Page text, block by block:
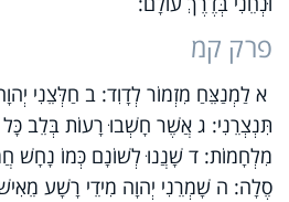
פרק קמ
א לַמְנַצֵּחַ מִזְמוֹר לְדָוִד: ב חַלְּצֵנִי
תִּנְצְרֵנִי: ג אֲשֶׁר חָשְׁבוּ רָעוֹת בְּלֵב כָּל
מִלְחָמוֹת: ד שָׁנֲנוּ לְשׁוֹנָם כְּמוֹ נָחָשׁ
סֶלָה: ה שָׁמְרֵנִי יְהוָה מִידֵי רָשָׁע